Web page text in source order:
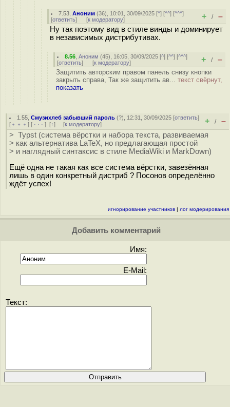
7.53 ,Аноним (36), 10:01, 30/09/2025 [^] [^^] [^^^]
[ответить] [к модератору] + / –
Ну так поэтому вид в стиле винды и доминирует
в независимых дистрибутивах.
8.56 ,Аноним (45), 16:05, 30/09/2025 [^] [^^] [^^^]
[ответить] [к модератору] + / –
Защитить авторским правом панель снизу кнопки
закрыть справа, Так же защитить ав... текст свёрнут,
показать
1.55 ,Смузихлеб забывший пароль (?), 12:31, 30/09/2025 [ответить]
[ ﹢﹢﹢ ] [ · · · ] [↑] [к модератору] + / –
> Typst (система вёрстки и набора текста, развиваемая
> как альтернатива LaTeX, но предлагающая простой
> и наглядный синтаксис в стиле MediaWiki и MarkDown)
Ещё одна не такая как все система вёрстки, завезённая
лишь в один конкретный дистриб ? Посонов определённо
ждёт успех!
игнорирование участников | лог модерирования
Добавить комментарий
Имя:
E-Mail:
Текст: